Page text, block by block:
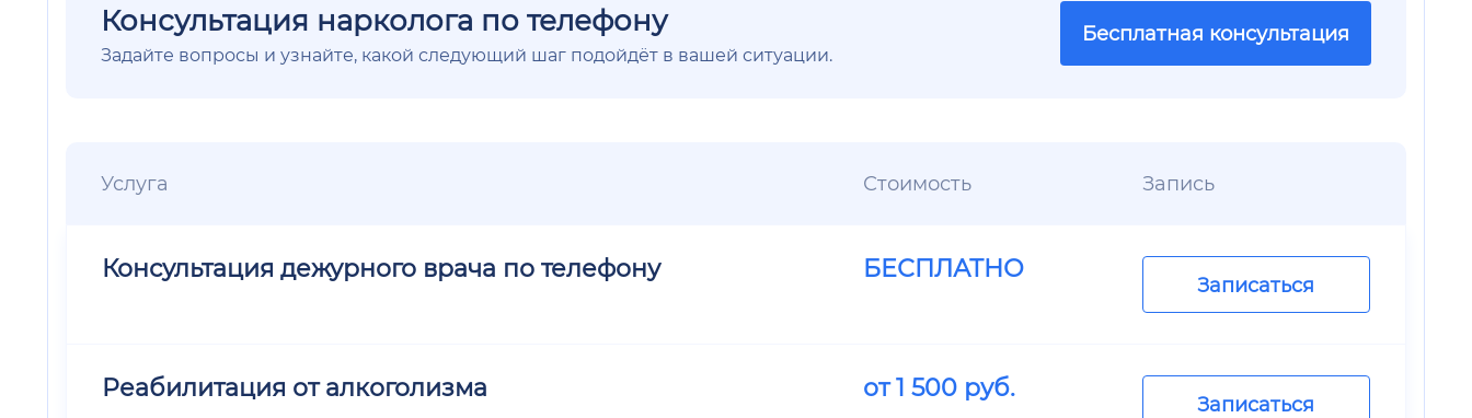
Консультация нарколога по телефону
Задайте вопросы и узнайте, какой следующий шаг подойдёт в вашей ситуации.
Бесплатная консультация
Услуга Стоимость Запись
Консультация дежурного врача по телефону БЕСПЛАТНО
Записаться
Реабилитация от алкоголизма от1 500руб.
Записаться